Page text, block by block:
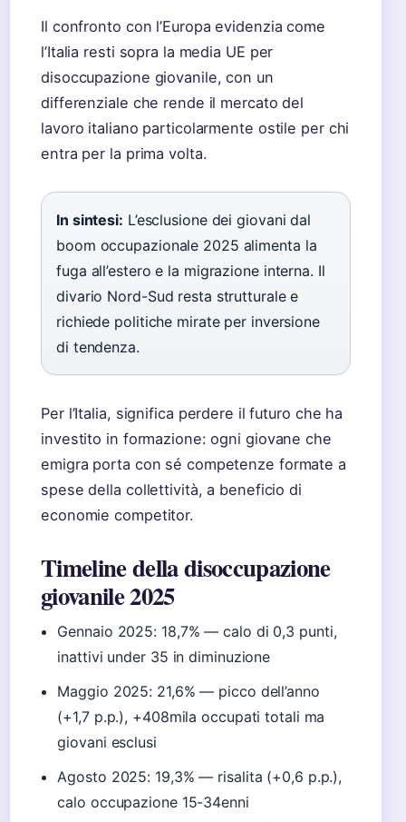
Il confronto con l’Europa evidenzia come
l’Italia resti sopra la media UE per
disoccupazione giovanile, con un
differenziale che rende il mercato del
lavoro italiano particolarmente ostile per chi
entra per la prima volta.
In sintesi: L’esclusione dei giovani dal
boom occupazionale 2025 alimenta la
fuga all’estero e la migrazione interna. Il
divario Nord-Sud resta strutturale e
richiede politiche mirate per inversione
di tendenza.
Per l’Italia, significa perdere il futuro che ha
investito in formazione: ogni giovane che
emigra porta con sé competenze formate a
spese della collettività, a beneficio di
economie competitor.
Timeline della disoccupazione
giovanile 2025
Gennaio 2025: 18,7% — calo di 0,3 punti,
inattivi under 35 in diminuzione
Maggio 2025: 21,6% — picco dell’anno
(+1,7 p.p.), +408mila occupati totali ma
giovani esclusi
Agosto 2025: 19,3% — risalita (+0,6 p.p.),
calo occupazione 15-34enni